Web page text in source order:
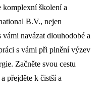
komplexní školení a
B.V., nejen
vámi navázat dlouhodobé a
s vámi při plnění výzev
Začněte svou cestu
přejděte k čistší a